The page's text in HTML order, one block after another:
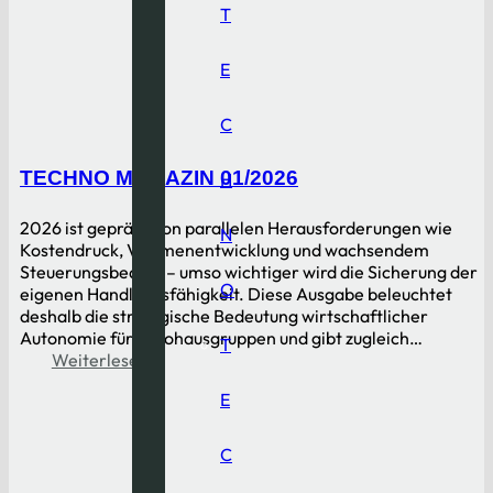
T
E
C
H
N
O
T
E
C
TECHNO MAGAZIN 01/2026
2026 ist geprägt von parallelen Herausforderungen wie
Kostendruck, Volumenentwicklung und wachsendem
Steuerungsbedarf – umso wichtiger wird die Sicherung der
eigenen Handlungsfähigkeit. Diese Ausgabe beleuchtet
deshalb die strategische Bedeutung wirtschaftlicher
Autonomie für Autohausgruppen und gibt zugleich…
Weiterlesen